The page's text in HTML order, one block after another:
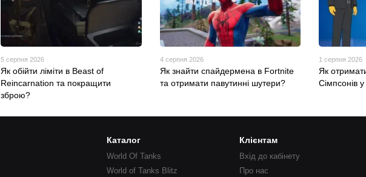
5 серпня 2026
Як обійти ліміти в Beast of
Reincarnation та покращити
зброю?
4 серпня 2026
Як знайти спайдермена в Fortnite
та отримати павутинні шутери?
1 серпня 2026
Як
Сімпсонів
Каталог
World Of Tanks
World of Tanks Blitz
Клієнтам
Вхід до кабінету
Про нас